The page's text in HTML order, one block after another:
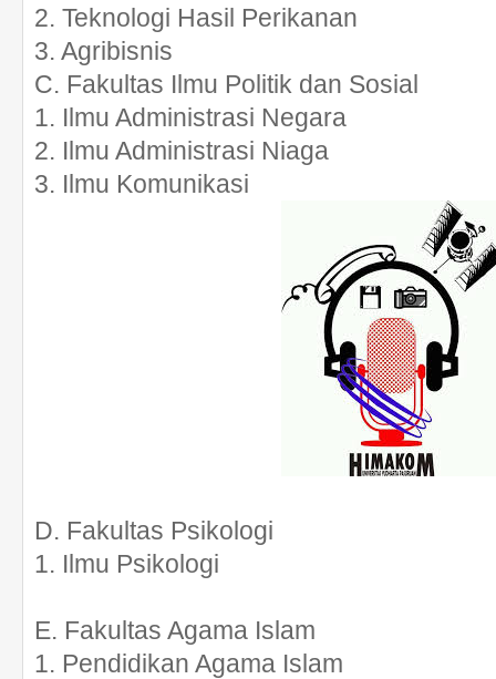
2. Teknologi Hasil Perikanan
3. Agribisnis
C. Fakultas Ilmu Politik dan Sosial
1. Ilmu Administrasi Negara
2. Ilmu Administrasi Niaga
3. Ilmu Komunikasi
D. Fakultas Psikologi
1. Ilmu Psikologi
E. Fakultas Agama Islam
1. Pendidikan Agama Islam